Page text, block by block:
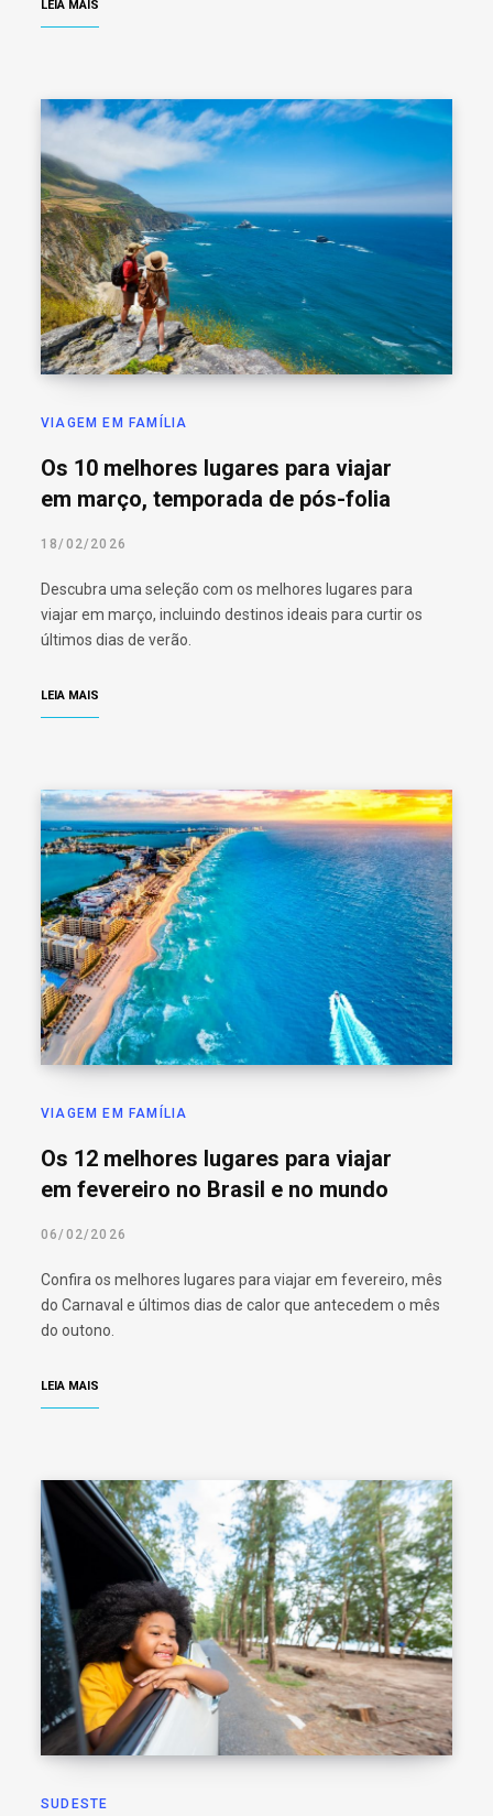
LEIA MAIS
VIAGEM EM FAMÍLIA
Os 10 melhores lugares para viajar
em março, temporada de pós-folia
18/02/2026
Descubra uma seleção com os melhores lugares para
viajar em março, incluindo destinos ideais para curtir os
últimos dias de verão.
LEIA MAIS
VIAGEM EM FAMÍLIA
Os 12 melhores lugares para viajar
em fevereiro no Brasil e no mundo
06/02/2026
Confira os melhores lugares para viajar em fevereiro, mês
do Carnaval e últimos dias de calor que antecedem o mês
do outono.
LEIA MAIS
SUDESTE